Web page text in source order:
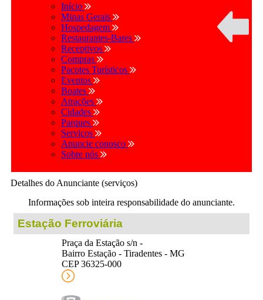
Início
Minas Gerais
Hospedagem
Restaurantes-Bares
Receptivos
Compras
Pacotes Turísticos
Eventos
Boates
Atrações
Cidades
Parques
Serviços
Anuncie conosco
Sobre nós
Detalhes do Anunciante (serviços)
Informações sob inteira responsabilidade do anunciante.
Estação Ferroviária
Praça da Estação s/n -
Bairro Estação - Tiradentes - MG
CEP 36325-000